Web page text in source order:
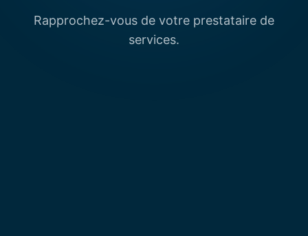
Rapprochez-vous de votre prestataire de
services.